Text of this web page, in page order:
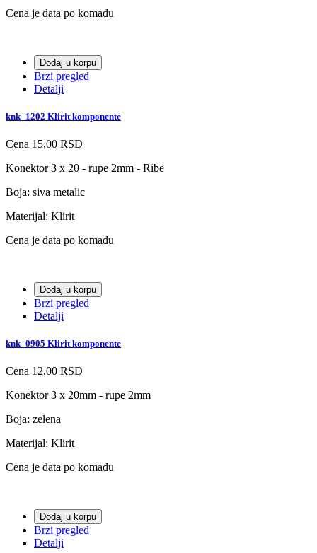
Cena je data po komadu
Dodaj u korpu
Brzi pregled
Detalji
knk_1202 Klirit komponente
Cena 15,00 RSD
Konektor 3 x 20 - rupe 2mm - Ribe
Boja: siva metalic
Materijal: Klirit
Cena je data po komadu
Dodaj u korpu
Brzi pregled
Detalji
knk_0905 Klirit komponente
Cena 12,00 RSD
Konektor 3 x 20mm - rupe 2mm
Boja: zelena
Materijal: Klirit
Cena je data po komadu
Dodaj u korpu
Brzi pregled
Detalji